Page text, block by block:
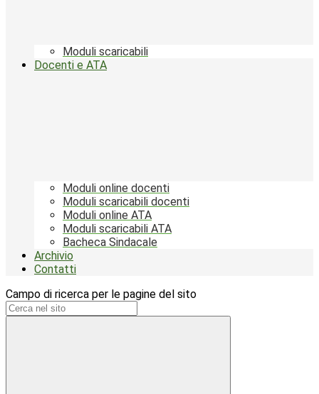
Moduli scaricabili
Docenti e ATA
Moduli online docenti
Moduli scaricabili docenti
Moduli online ATA
Moduli scaricabili ATA
Bacheca Sindacale
Archivio
Contatti
Campo di ricerca per le pagine del sito